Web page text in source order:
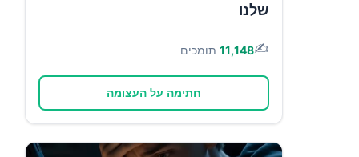
שלנו
✍️
11,148 תומכים
חתימה על העצומה